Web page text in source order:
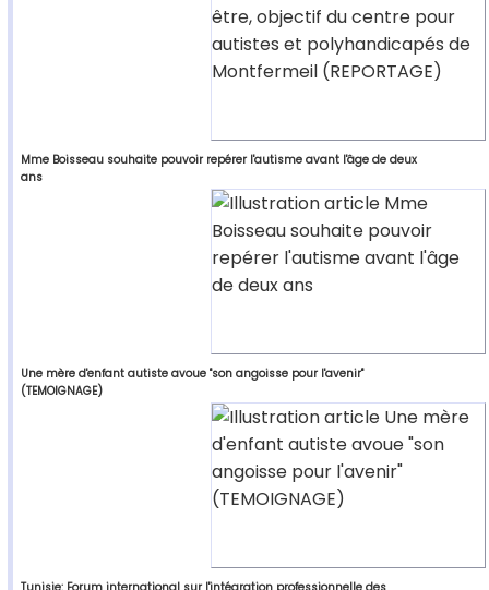
Mme Boisseau souhaite pouvoir repérer l'autisme avant l'âge de deux
ans
Une mère d'enfant autiste avoue "son angoisse pour l'avenir"
(TEMOIGNAGE)